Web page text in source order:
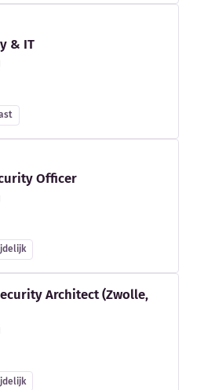
& IT
Officer
Architect (Zwolle,